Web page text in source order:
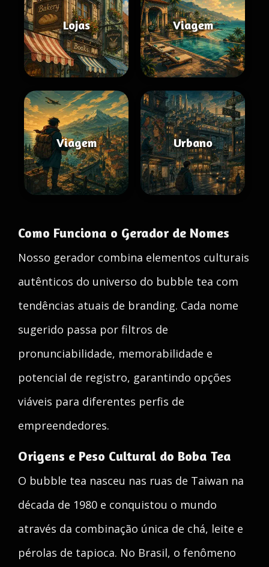
Lojas Viagem
Viagem Urbano
Como Funciona o Gerador de Nomes
Nosso gerador combina elementos culturais
autênticos do universo do bubble tea com
tendências atuais de branding. Cada nome
sugerido passa por filtros de
pronunciabilidade, memorabilidade e
potencial de registro, garantindo opções
viáveis para diferentes perfis de
empreendedores.
Origens e Peso Cultural do Boba Tea
O bubble tea nasceu nas ruas de Taiwan na
década de 1980 e conquistou o mundo
através da combinação única de chá, leite e
pérolas de tapioca. No Brasil, o fenômeno